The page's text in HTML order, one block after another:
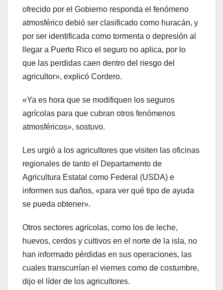
ofrecido por el Gobierno responda el fenómeno
atmosférico debió ser clasificado como huracán, y
por ser identificada como tormenta o depresión al
llegar a Puerto Rico el seguro no aplica, por lo
que las perdidas caen dentro del riesgo del
agricultor», explicó Cordero.
«Ya es hora que se modifiquen los seguros
agrícolas para que cubran otros fenómenos
atmosféricos», sostuvo.
Les urgió a los agricultores que visiten las oficinas
regionales de tanto el Departamento de
Agricultura Estatal como Federal (USDA) e
informen sus daños, «para ver qué tipo de ayuda
se pueda obtener».
Otros sectores agrícolas, como los de leche,
huevos, cerdos y cultivos en el norte de la isla, no
han informado pérdidas en sus operaciones, las
cuales transcurrían el viernes como de costumbre,
dijo el líder de los agricultores.